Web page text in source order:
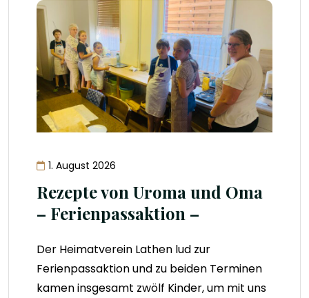
1. August 2026
Rezepte von Uroma und Oma
– Ferienpassaktion –
Der Heimatverein Lathen lud zur
Ferienpassaktion und zu beiden Terminen
kamen insgesamt zwölf Kinder, um mit uns